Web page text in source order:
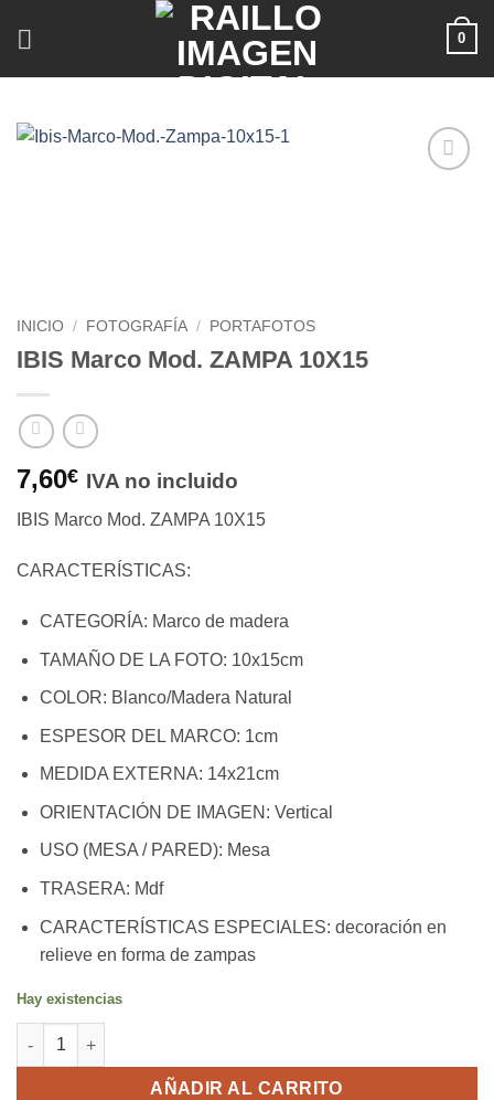
0
INICIO / FOTOGRAFÍA / PORTAFOTOS
IBIS Marco Mod. ZAMPA 10X15
7,60€ IVA no incluido
IBIS Marco Mod. ZAMPA 10X15
CARACTERÍSTICAS:
CATEGORÍA: Marco de madera
TAMAÑO DE LA FOTO: 10x15cm
COLOR: Blanco/Madera Natural
ESPESOR DEL MARCO: 1cm
MEDIDA EXTERNA: 14x21cm
ORIENTACIÓN DE IMAGEN: Vertical
USO (MESA / PARED): Mesa
TRASERA: Mdf
CARACTERÍSTICAS ESPECIALES: decoración en
relieve en forma de zampas
Hay existencias
IBIS Marco Mod. ZAMPA 10X15 cantidad
AÑADIR AL CARRITO